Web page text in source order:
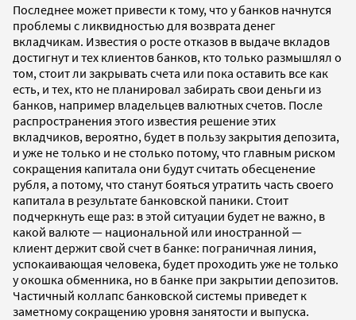
Последнее может привести к тому, что у банков начнутся
проблемы с ликвидностью для возврата денег
вкладчикам. Известия о росте отказов в выдаче вкладов
достигнут и тех клиентов банков, кто только размышлял о
том, стоит ли закрывать счета или пока оставить все как
есть, и тех, кто не планировал забирать свои деньги из
банков, например владельцев валютных счетов. После
распространения этого известия решение этих
вкладчиков, вероятно, будет в пользу закрытия депозита,
и уже не только и не столько потому, что главным риском
сокращения капитала они будут считать обесценение
рубля, а потому, что станут бояться утратить часть своего
капитала в результате банковской паники. Стоит
подчеркнуть еще раз: в этой ситуации будет не важно, в
какой валюте — национальной или иностранной —
клиент держит свой счет в банке: пограничная линия,
успокаивающая человека, будет проходить уже не только
у окошка обменника, но в банке при закрытии депозитов.
Частичный коллапс банковской системы приведет к
заметному сокращению уровня занятости и выпуска.